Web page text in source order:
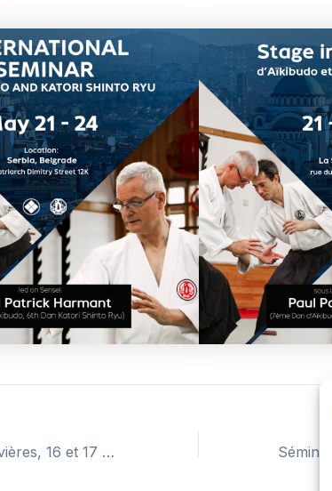
Canada, Trois-Rivières, 16 et 17 mai 2026